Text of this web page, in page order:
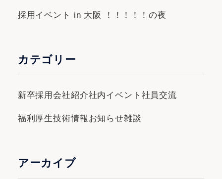
採用イベント in 大阪 ！！！！！の夜
カテゴリー
新卒採用会社紹介社内イベント 社員交流
福利厚生技術情報 お知らせ雑談
アーカイブ